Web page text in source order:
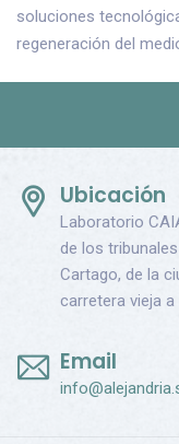
soluciones
regeneración del
likefake rolex.
Ubicación
Laboratorio
de los
Cartago, de la
carretera vieja a
Email